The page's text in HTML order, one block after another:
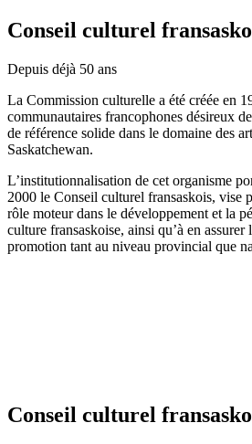
Conseil culturel
Depuis déjà 50 ans
La Commission culturelle a été créée en
communautaires francophones désireux
de référence solide dans le domaine des
Saskatchewan.
L’institutionnalisation de cet organisme
2000 le Conseil culturel fransaskois, vise
rôle moteur dans le développement et la
culture fransaskoise, ainsi qu’à en assurer
promotion tant au niveau provincial que
Conseil culturel